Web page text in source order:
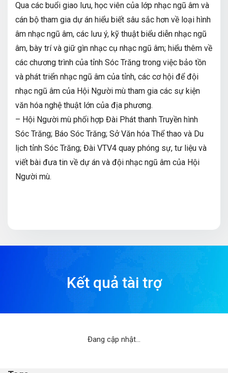
Qua các buổi giao lưu, học viên của lớp nhạc ngũ âm và
cán bộ tham gia dự án hiểu biết sâu sắc hơn về loại hình
âm nhạc ngũ âm, các lưu ý, kỹ thuật biểu diễn nhạc ngũ
âm, bày trí và giữ gìn nhạc cụ nhạc ngũ âm; hiểu thêm về
các chương trình của tỉnh Sóc Trăng trong việc bảo tồn
và phát triển nhạc ngũ âm của tỉnh, các cơ hội để đội
nhạc ngũ âm của Hội Người mù tham gia các sự kiện
văn hóa nghệ thuật lớn của địa phương.
– Hội Người mù phối hợp Đài Phát thanh Truyền hình
Sóc Trăng; Báo Sóc Trăng; Sở Văn hóa Thể thao và Du
lịch tỉnh Sóc Trăng; Đài VTV4 quay phóng sự, tư liệu và
viết bài đưa tin về dự án và đội nhạc ngũ âm của Hội
Người mù.
Kết quả tài trợ
Đang cập nhật...